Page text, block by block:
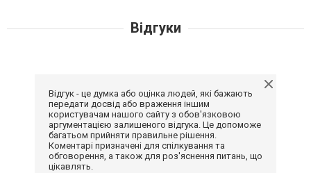
Відгуки
Відгук - це думка або оцінка людей, які бажають
передати досвід або враження іншим
користувачам нашого сайту з обов'язковою
аргументацією залишеного відгука. Це допоможе
багатьом прийняти правильне рішення.
Коментарі призначені для спілкування та
обговорення, а також для роз'яснення питань, що
цікавлять.